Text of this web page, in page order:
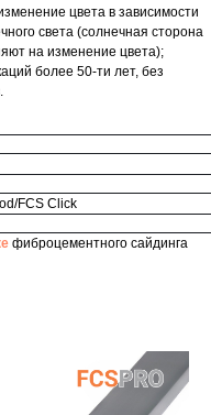
цвета в зависимости
света (солнечная сторона
на изменение цвета);
более 50-ти лет, без
FCS Click
фиброцементного сайдинга